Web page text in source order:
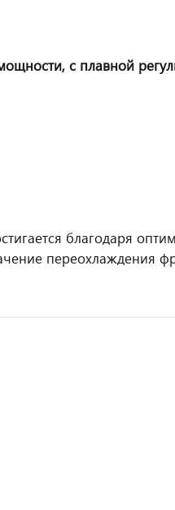
с плавной
благодаря
переохлаждения